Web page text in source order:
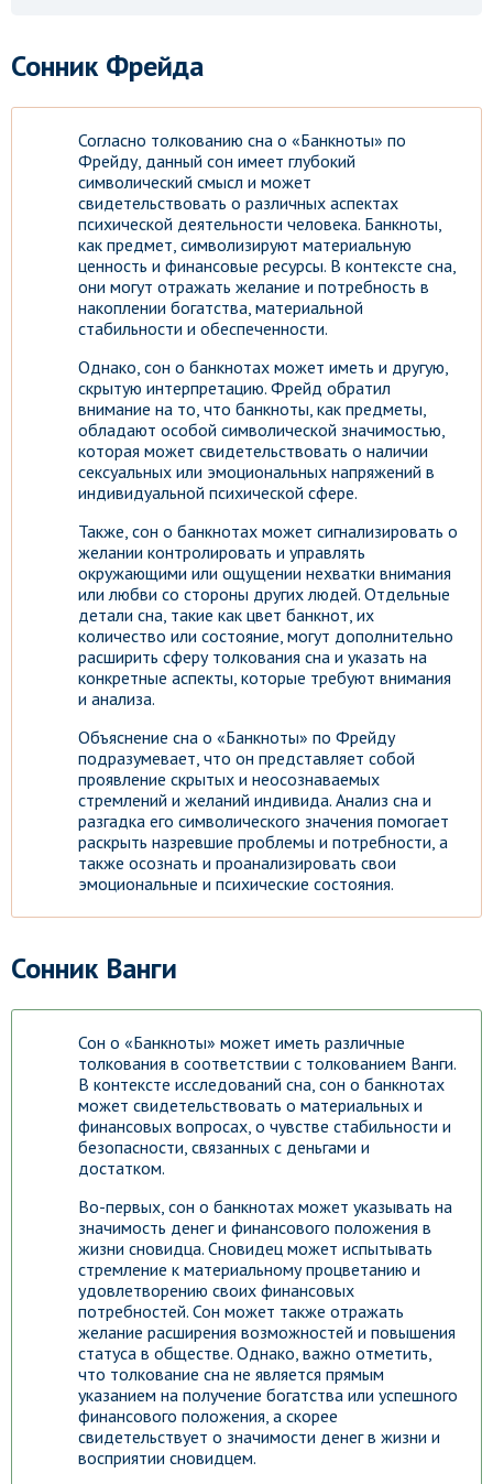
Сонник Фрейда
Согласно толкованию сна о «Банкноты» по
Фрейду, данный сон имеет глубокий
символический смысл и может
свидетельствовать о различных аспектах
психической деятельности человека. Банкноты,
как предмет, символизируют материальную
ценность и финансовые ресурсы. В контексте сна,
они могут отражать желание и потребность в
накоплении богатства, материальной
стабильности и обеспеченности.
Однако, сон о банкнотах может иметь и другую,
скрытую интерпретацию. Фрейд обратил
внимание на то, что банкноты, как предметы,
обладают особой символической значимостью,
которая может свидетельствовать о наличии
сексуальных или эмоциональных напряжений в
индивидуальной психической сфере.
Также, сон о банкнотах может сигнализировать о
желании контролировать и управлять
окружающими или ощущении нехватки внимания
или любви со стороны других людей. Отдельные
детали сна, такие как цвет банкнот, их
количество или состояние, могут дополнительно
расширить сферу толкования сна и указать на
конкретные аспекты, которые требуют внимания
и анализа.
Объяснение сна о «Банкноты» по Фрейду
подразумевает, что он представляет собой
проявление скрытых и неосознаваемых
стремлений и желаний индивида. Анализ сна и
разгадка его символического значения помогает
раскрыть назревшие проблемы и потребности, а
также осознать и проанализировать свои
эмоциональные и психические состояния.
Сонник Ванги
Сон о «Банкноты» может иметь различные
толкования в соответствии с толкованием Ванги.
В контексте исследований сна, сон о банкнотах
может свидетельствовать о материальных и
финансовых вопросах, о чувстве стабильности и
безопасности, связанных с деньгами и
достатком.
Во-первых, сон о банкнотах может указывать на
значимость денег и финансового положения в
жизни сновидца. Сновидец может испытывать
стремление к материальному процветанию и
удовлетворению своих финансовых
потребностей. Сон может также отражать
желание расширения возможностей и повышения
статуса в обществе. Однако, важно отметить,
что толкование сна не является прямым
указанием на получение богатства или успешного
финансового положения, а скорее
свидетельствует о значимости денег в жизни и
восприятии сновидцем.